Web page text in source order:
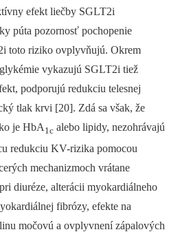
efekt liečby SGLT2i
púta pozornosť pochopenie
toto riziko ovplyvňujú. Okrem
vykazujú SGLT2i tiež
podporujú redukciu telesnej
tlak krvi [20]. Zdá sa však, že
je HbA 1c alebo lipidy, nezohrávajú
redukciu KV-rizika pomocou
mechanizmoch vrátane
diuréze, alterácii myokardiálneho
fibrózy, efekte na
močovú a ovplyvnení zápalových